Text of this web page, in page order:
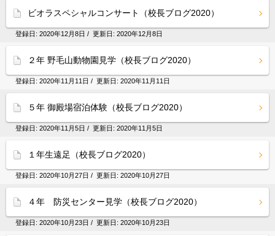
ビオラスペシャルコンサート（校長ブログ2020）
登録日: 2020年12月8日 / 更新日: 2020年12月8日
２年 野毛山動物園見学（校長ブログ2020）
登録日: 2020年11月11日 / 更新日: 2020年11月11日
５年 御殿場宿泊体験（校長ブログ2020）
登録日: 2020年11月5日 / 更新日: 2020年11月5日
１年生遠足（校長ブログ2020）
登録日: 2020年10月27日 / 更新日: 2020年10月27日
４年 防災センター見学（校長ブログ2020）
登録日: 2020年10月23日 / 更新日: 2020年10月23日